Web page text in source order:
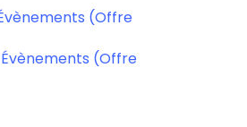
(Offre
Évènements (Offre